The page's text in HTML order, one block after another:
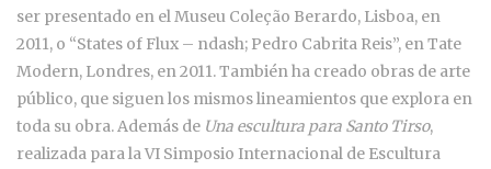
ser presentado en el Museu Coleção Berardo, Lisboa, en
2011, o “States of Flux – ndash; Pedro Cabrita Reis”, en Tate
Modern, Londres, en 2011. También ha creado obras de arte
público, que siguen los mismos lineamientos que explora en
toda su obra. Además de Una escultura para Santo Tirso,
realizada para la VI Simposio Internacional de Escultura